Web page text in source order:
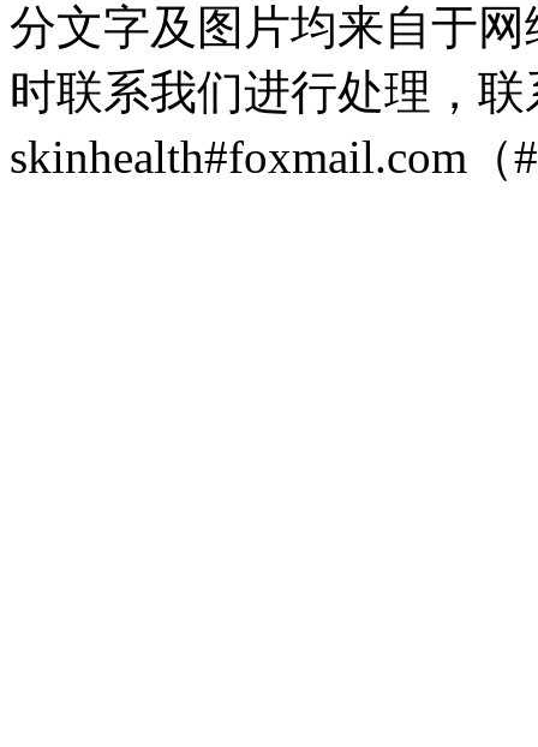
分文字及图片均来自于
时联系我们进行处理，
skinhealth#foxmail.com（